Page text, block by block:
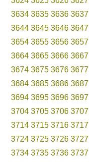
3634 3635 3636 3637
3644 3645 3646 3647
3654 3655 3656 3657
3664 3665 3666 3667
3674 3675 3676 3677
3684 3685 3686 3687
3694 3695 3696 3697
3704 3705 3706 3707
3714 3715 3716 3717
3724 3725 3726 3727
3734 3735 3736 3737